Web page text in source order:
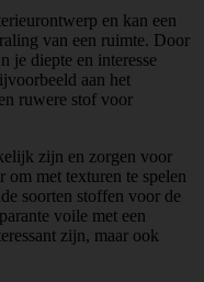
en kan een
van een ruimte. Door
je diepte en interesse
aan het
ruwere stof voor
zijn en zorgen voor
om met texturen te spelen
soorten stoffen voor de
voile met een
zijn, maar ook